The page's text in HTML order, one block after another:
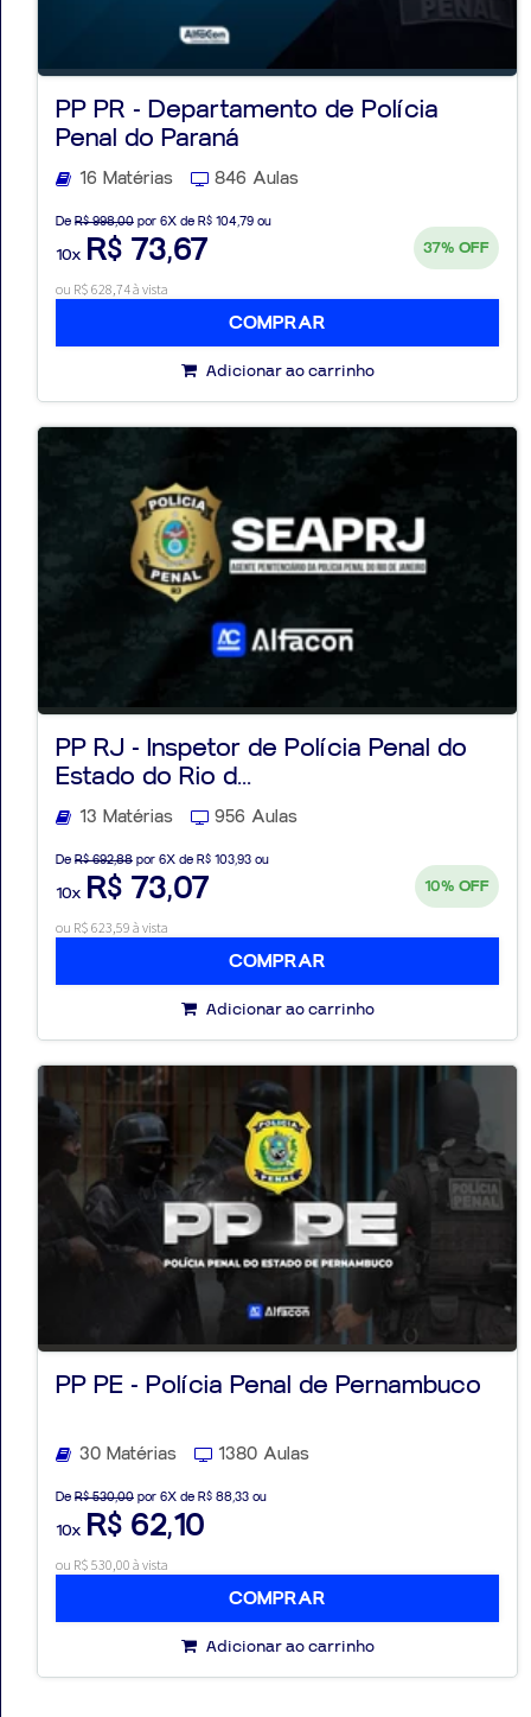
PP PR - Departamento de Polícia
Penal do Paraná
16 Matérias 846 Aulas
De R$ 998,00 por 6X de R$ 104,79 ou
10x R$ 73,67 37% OFF
ou R$ 628,74 à vista
COMPRAR
Adicionar ao carrinho
PP RJ - Inspetor de Polícia Penal do
Estado do Rio d...
13 Matérias 956 Aulas
De R$ 692,88 por 6X de R$ 103,93 ou
10x R$ 73,07 10% OFF
ou R$ 623,59 à vista
COMPRAR
Adicionar ao carrinho
PP PE - Polícia Penal de Pernambuco
30 Matérias 1380 Aulas
De R$ 530,00 por 6X de R$ 88,33 ou
10x R$ 62,10
ou R$ 530,00 à vista
COMPRAR
Adicionar ao carrinho